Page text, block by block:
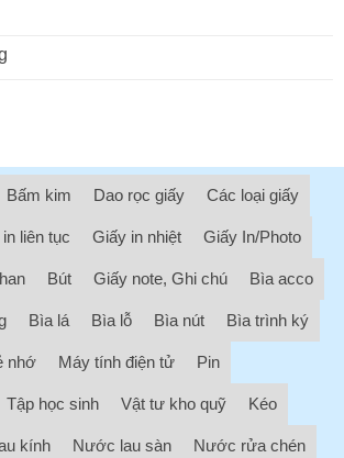
Bấm kim Dao rọc giấy Các loại giấy
liên tục Giấy in nhiệt Giấy In/Photo
Bút Giấy note, Ghi chú Bìa acco
Bìa lá Bìa lỗ Bìa nút Bìa trình ký
nhớ Máy tính điện tử Pin
Tập học sinh Vật tư kho quỹ Kéo
kính Nước lau sàn Nước rửa chén